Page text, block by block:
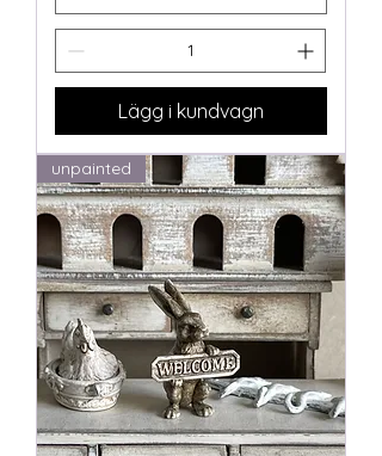
Lägg i kundvagn
unpainted